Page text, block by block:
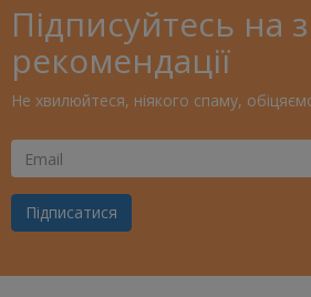
Підписуйтесь на
рекомендації
Не хвилюйтеся, ніякого спаму,
Ваш
Email
Підписатися